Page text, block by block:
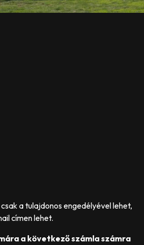
a tulajdonos engedélyével lehet,
címen lehet.
a következő számla számra